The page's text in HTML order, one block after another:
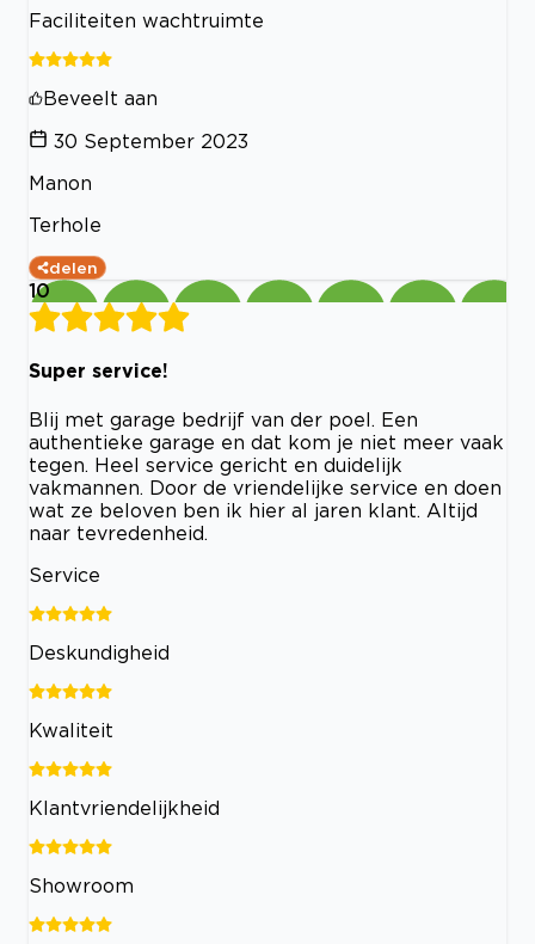
Faciliteiten wachtruimte
Beveelt aan
30 September 2023
Manon
Terhole
delen
10
Super service!
Blij met garage bedrijf van der poel. Een
authentieke garage en dat kom je niet meer vaak
tegen. Heel service gericht en duidelijk
vakmannen. Door de vriendelijke service en doen
wat ze beloven ben ik hier al jaren klant. Altijd
naar tevredenheid.
Service
Deskundigheid
Kwaliteit
Klantvriendelijkheid
Showroom